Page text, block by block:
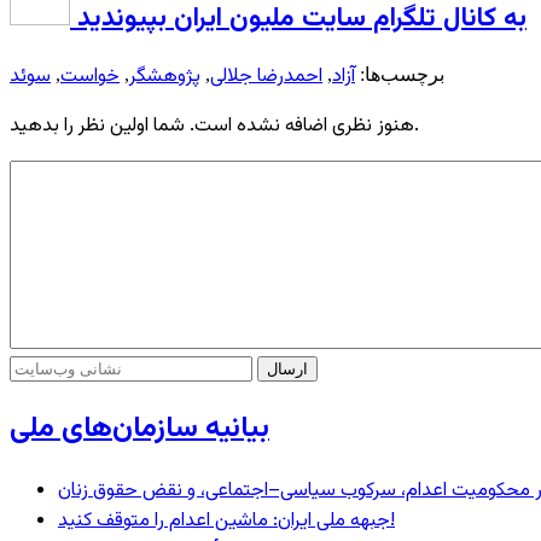
به کانال تلگرام سایت ملیون ایران بپیوندید
برچسب‌ها:آزاد, احمدرضا جلالی, پژوهشگر, خواست, سوئد
هنوز نظری اضافه نشده است. شما اولین نظر را بدهید.
بیانیه سازمان‌های ملی
در محکومیت اعدام، سرکوب سیاسی–اجتماعی، و نقض حقوق زنان
جبهه ملی ایران: ماشین اعدام را متوقف کنید!